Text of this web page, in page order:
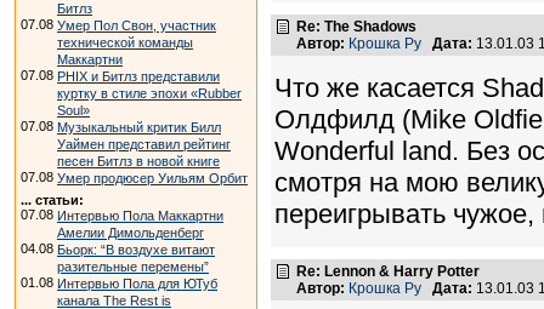
Битлз
07.08 Умер Пол Свон, участник
технической команды
Маккартни
07.08 PHIX и Битлз представили
куртку в стиле эпохи «Rubber
Soul»
07.08 Музыкальный критик Билл
Уаймен представил рейтинг
песен Битлз в новой книге
07.08 Умер продюсер Уильям Орбит
... статьи:
07.08 Интервью Пола Маккартни
Амелии Димольденберг
04.08 Бьорк: “В воздухе витают
разительные перемены”
01.08 Интервью Пола для ЮТуб
канала The Rest is
Re: The Shadows
Автор: Крошка Ру Дата: 13.01.03
Что же касается
Олдфилд (Mike
Wonderful land. Без
смотря на мою
переигрывать
Re: Lennon & Harry Potter
Автор: Крошка Ру Дата: 13.01.03